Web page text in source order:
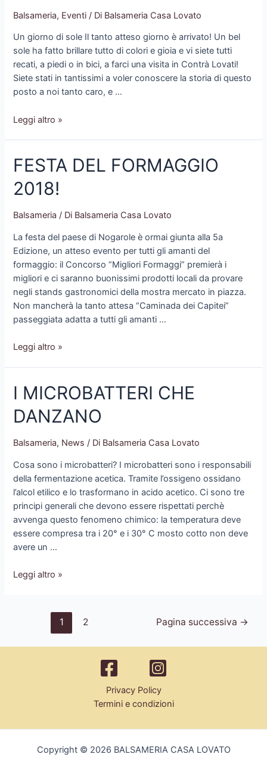
Balsameria, Eventi / Di Balsameria Casa Lovato
Un giorno di sole Il tanto atteso giorno è arrivato! Un bel
sole ha fatto brillare tutto di colori e gioia e vi siete tutti
recati, a piedi o in bici, a farci una visita in Contrà Lovati!
Siete stati in tantissimi a voler conoscere la storia di questo
posto a noi tanto caro, e …
VISITA
E
MOSTRA
STORICA
Leggi altro »
FESTA DEL FORMAGGIO
2018!
Balsameria / Di Balsameria Casa Lovato
La festa del paese di Nogarole è ormai giunta alla 5a
Edizione, un atteso evento per tutti gli amanti del
formaggio: il Concorso “Migliori Formaggi” premierà i
migliori e ci saranno buonissimi prodotti locali da provare
negli stands gastronomici della mostra mercato in piazza.
Non mancherà la tanto attesa “Caminada dei Capitei”
passeggiata adatta a tutti gli amanti …
FESTA
2018!
Leggi altro »
I MICROBATTERI CHE
DANZANO
Balsameria, News / Di Balsameria Casa Lovato
Cosa sono i microbatteri? I microbatteri sono i responsabili
della fermentazione acetica. Tramite l’ossigeno ossidano
l’alcol etilico e lo trasformano in acido acetico. Ci sono tre
principi generali che devono essere rispettati perchè
avvenga questo fenomeno chimico: la temperatura deve
essere compresa tra i 20° e i 30° C mosto cotto non deve
avere un …
I
DANZANO
Leggi altro »
1 2 Pagina successiva →
Privacy Policy
Termini e condizioni
Copyright © 2026 BALSAMERIA CASA LOVATO